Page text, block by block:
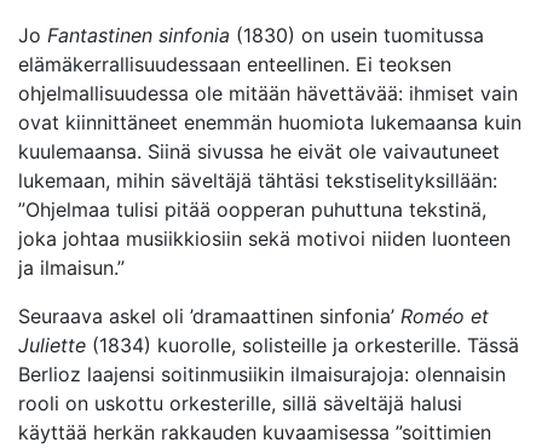
Jo Fantastinen sinfonia (1830) on usein tuomitussa
elämäkerrallisuudessaan enteellinen. Ei teoksen
ohjelmallisuudessa ole mitään hävettävää: ihmiset vain
ovat kiinnittäneet enemmän huomiota lukemaansa kuin
kuulemaansa. Siinä sivussa he eivät ole vaivautuneet
lukemaan, mihin säveltäjä tähtäsi tekstiselityksillään:
”Ohjelmaa tulisi pitää oopperan puhuttuna tekstinä,
joka johtaa musiikkiosiin sekä motivoi niiden luonteen
ja ilmaisun.”
Seuraava askel oli ’dramaattinen sinfonia’ Roméo et
Juliette (1834) kuorolle, solisteille ja orkesterille. Tässä
Berlioz laajensi soitinmusiikin ilmaisurajoja: olennaisin
rooli on uskottu orkesterille, sillä säveltäjä halusi
käyttää herkän rakkauden kuvaamisessa ”soittimien